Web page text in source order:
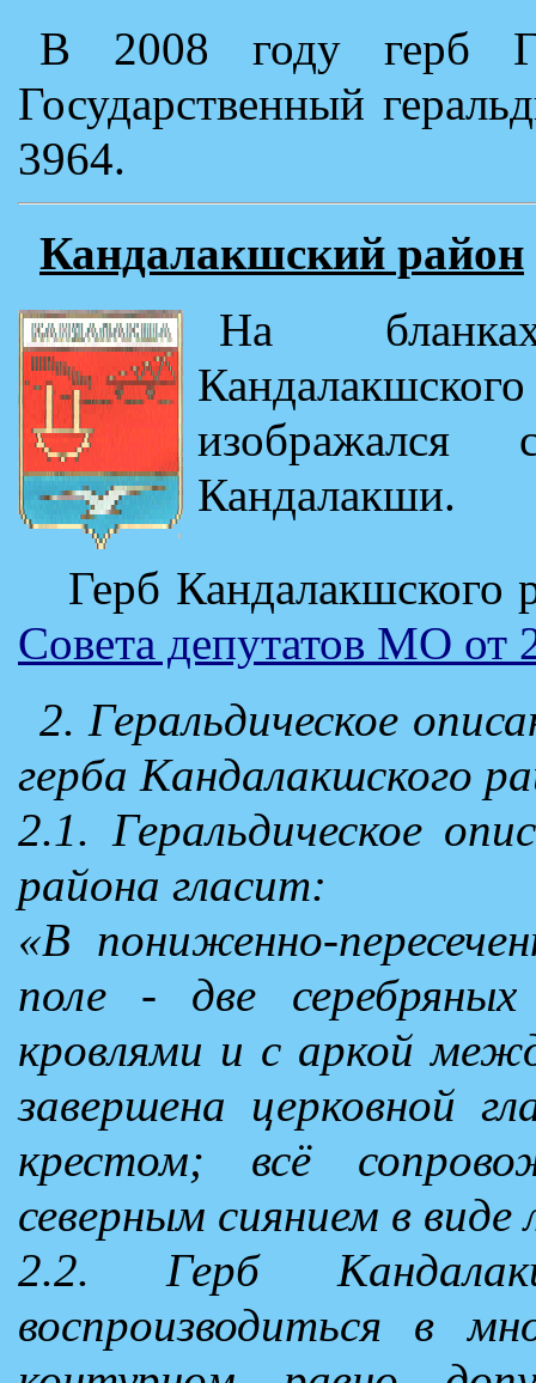
В 2008 году герб
Государственный
3964.
Кандалакшский район
На
Кандалакши.
Герб Кандалакшского
Совета депутатов МО от
2. Геральдическое
герба Кандалакшского
2.1. Геральдическое
района гласит:
«В пониженно-
поле - две
кровлями и с аркой
завершена церковной
крестом; всё
северным сиянием в виде
2.2. Герб
воспроизводиться в